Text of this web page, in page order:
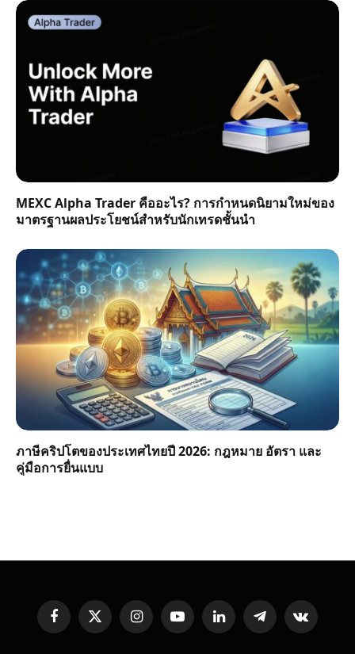
MEXC Alpha Trader คืออะไร? การกำหนดนิยามใหม่ของ
มาตรฐานผลประโยชน์สำหรับนักเทรดชั้นนำ
ภาษีคริปโตของประเทศไทยปี 2026: กฎหมาย อัตรา และ
คู่มือการยื่นแบบ
FacebookX
(Twitter)
InstagramYouTubeLinkedInTelegramVKontakte